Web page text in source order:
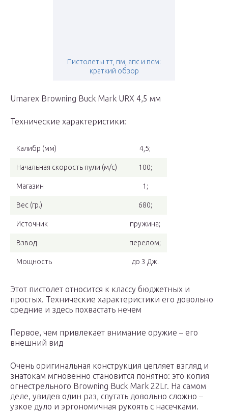
Пистолеты тт, пм, апс и псм:
краткий обзор
Umarex Browning Buck Mark URX 4,5 мм
Технические характеристики:
Калибр (мм) 4,5;
Начальная скорость пули (м/с) 100;
Магазин 1;
Вес (гр.) 680;
Источник пружина;
Взвод перелом;
Мощность до 3 Дж.
Этот пистолет относится к классу бюджетных и
простых. Технические характеристики его довольно
средние и здесь похвастать нечем
Первое, чем привлекает внимание оружие – его
внешний вид
Очень оригинальная конструкция цепляет взгляд и
знатокам мгновенно становится понятно: это копия
огнестрельного Browning Buck Mark 22Lr. На самом
деле, увидев один раз, спутать довольно сложно –
узкое дуло и эргономичная рукоять с насечками.